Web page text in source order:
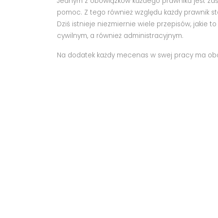
pomoc. Z tego również względu każdy prawnik
Dziś istnieje niezmiernie wiele przepisów, jakie
cywilnym, a również administracyjnym.
Na dodatek każdy mecenas w swej pracy ma